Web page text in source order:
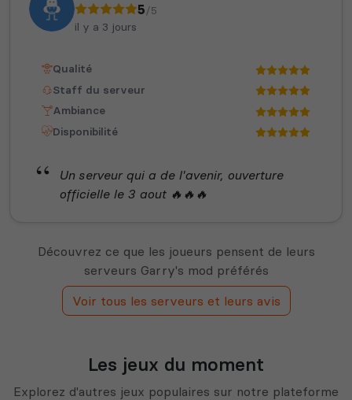
5/5
il y a 3 jours
Qualité
Staff du serveur
Ambiance
Disponibilité
Un serveur qui a de l'avenir, ouverture
officielle le 3 aout 🔥🔥🔥
Découvrez ce que les joueurs pensent de leurs
serveurs Garry's mod préférés
Voir tous les serveurs et leurs avis
Les jeux du moment
Explorez d'autres jeux populaires sur notre plateforme